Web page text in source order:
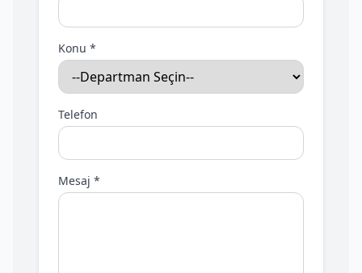
Konu *
Telefon
Mesaj *